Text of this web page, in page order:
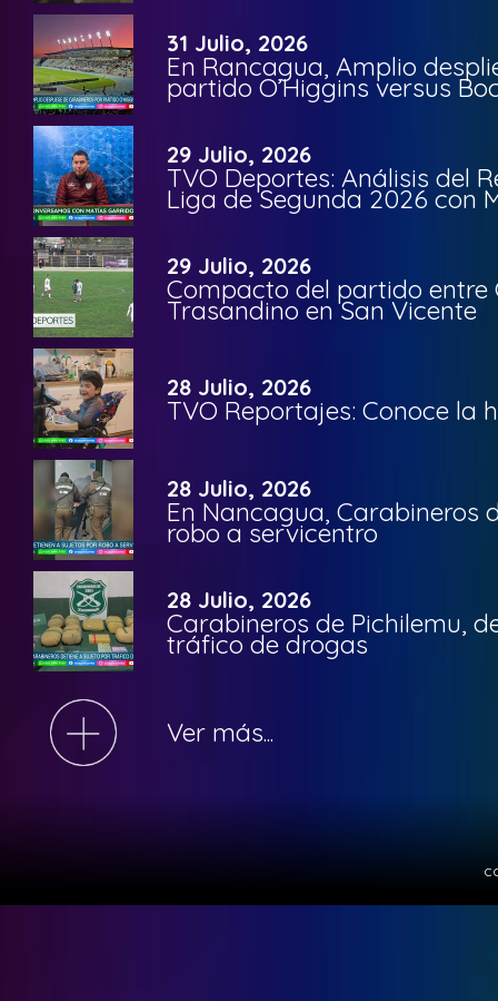
31 Julio, 2026
En Rancagua, Amplio
partido O’Higgins versus
29 Julio, 2026
TVO Deportes: Análisis del
Liga de Segunda 2026 con
29 Julio, 2026
Compacto del partido entre
Trasandino en San Vicente
28 Julio, 2026
TVO Reportajes: Conoce la
28 Julio, 2026
En Nancagua, Carabineros
robo a servicentro
28 Julio, 2026
Carabineros de Pichilemu,
tráfico de drogas
Ver más...